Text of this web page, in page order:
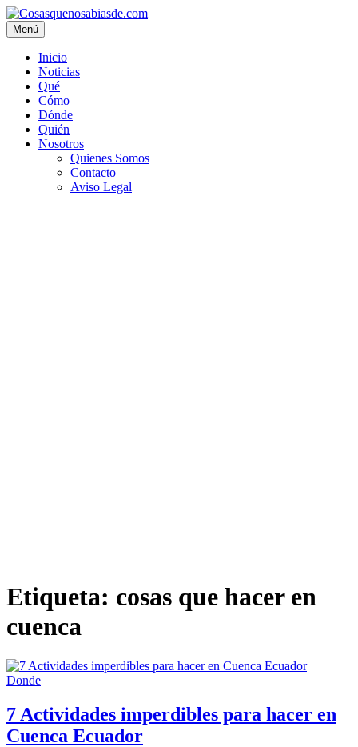
Menú
Inicio
Noticias
Qué
Cómo
Dónde
Quién
Nosotros
Quienes Somos
Contacto
Aviso Legal
Etiqueta: cosas que hacer en
cuenca
Donde
7 Actividades imperdibles para hacer en
Cuenca Ecuador